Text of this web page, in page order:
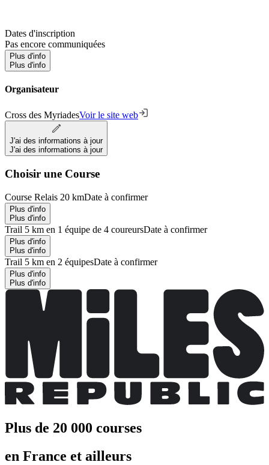
Dates d'inscription
Pas encore communiquées
Plus d'info
Plus d'info
Organisateur
Cross des MyriadesVoir le site web
J'ai des informations à jour
J'ai des informations à jour
Choisir une Course
Course Relais 20 kmDate à confirmer
Plus d'info
Plus d'info
Trail 5 km en 1 équipe de 4 coureursDate à confirmer
Plus d'info
Plus d'info
Trail 5 km en 2 équipesDate à confirmer
Plus d'info
Plus d'info
Plus de 20 000 courses
en France et ailleurs